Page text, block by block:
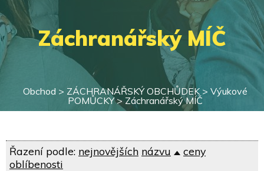
Záchranářský MÍČ
Obchod > ZÁCHRANÁŘSKÝ OBCHŮDEK> Výukové
POMŮCKY> Záchranářský MÍČ
Řazení podle: nejnovějších názvu
ceny
oblíbenosti